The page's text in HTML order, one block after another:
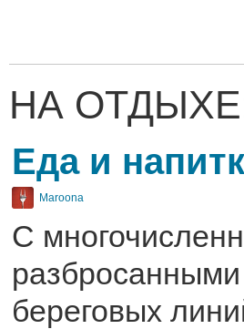
НА
Еда и
Maroona
С
береговых